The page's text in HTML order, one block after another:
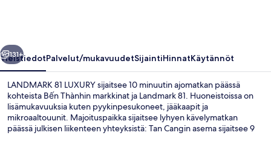
Seuraava
131+
YleistiedotPalvelut/mukavuudetSijaintiHinnatKäytännöt
LANDMARK 81 LUXURY sijaitsee 10 minuutin ajomatkan päässä
kohteista Bến Thànhin markkinat ja Landmark 81. Huoneistoissa on
lisämukavuuksia kuten pyykinpesukoneet, jääkaapit ja
mikroaaltouunit. Majoituspaikka sijaitsee lyhyen kävelymatkan
päässä julkisen liikenteen yhteyksistä: Tan Cangin asema sijaitsee 9